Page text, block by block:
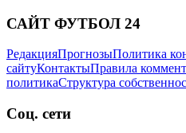
САЙТ ФУТБОЛ 24
РедакцияПрогнозыПолитика
сайтуКонтактыПравила
политикаСтруктура
Соц. сети